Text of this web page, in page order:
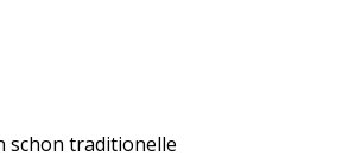
schon traditionelle